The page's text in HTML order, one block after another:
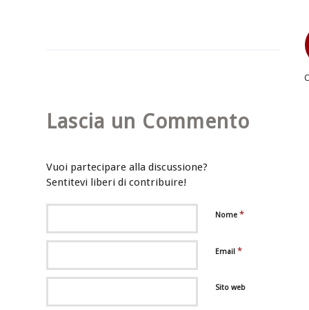
Lascia un Commento
Vuoi partecipare alla discussione?
Sentitevi liberi di contribuire!
Nome *
Email *
Sito web